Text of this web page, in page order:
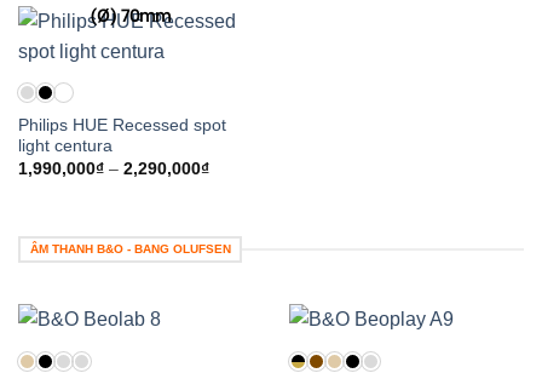
Philips HUE Recessed spot
light centura
1,990,000₫ – 2,290,000₫Khoảng
2,290,000₫
(Ø) 70mm
ÂM THANH B&O - BANG OLUFSEN